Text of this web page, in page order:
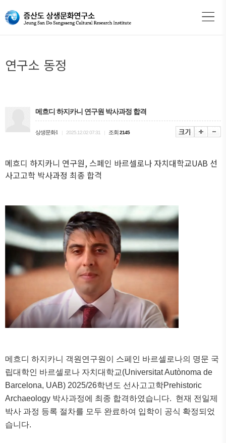
연구소 동정
메흐디 하지카니 연구원 박사과정 합격
상생문화1 2025.12.02 07:31 조회2145
메흐디 하지카니 연구원,스페인 바르셀로나 자치대학교UAB 선
사고고학 박사과정 최종 합격
메흐디 하지카니 객원연구원이 스페인 바르셀로나의 명문 국
립대학인 바르셀로나 자치대학교(Universitat Autònoma de
Barcelona, UAB) 2025/26학년도 선사고고학Prehistoric
Archaeology 박사과정에 최종 합격하였습니다. 현재 전일제
박사 과정 등록 절차를 모두 완료하여 입학이 공식 확정되었
습니다.